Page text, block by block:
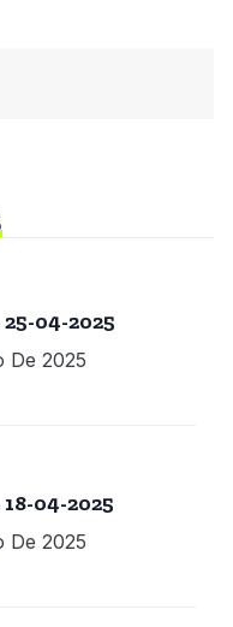
04-2025
De 2025
04-2025
De 2025